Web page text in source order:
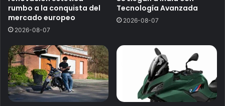
rumbo a la conquista del
mercado europeo
2026-08-07
Tecnología Avanzada
2026-08-07